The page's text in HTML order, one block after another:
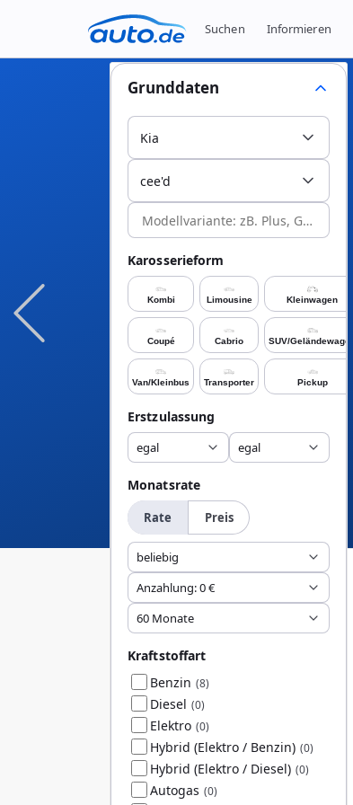
Suchen Informieren
Grunddaten
Kia
cee'd
Karosserieform
Kombi Limousine Kleinwagen
Coupé Cabrio SUV/Geländewagen
Van/Kleinbus Transporter Pickup
Erstzulassung
egal egal
Monatsrate
Rate Preis
beliebig
Anzahlung: 0 €
60 Monate
Kraftstoffart
Benzin (8)
Diesel (0)
Elektro (0)
Hybrid (Elektro / Benzin) (0)
Hybrid (Elektro / Diesel) (0)
Autogas (0)